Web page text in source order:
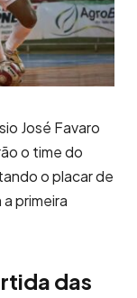
José Favaro
o time do
o placar de
primeira
das